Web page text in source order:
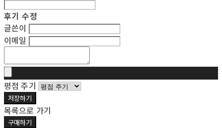
후기 수정
글쓴이
이메일
평점 주기
저장하기
목록으로 가기
구매하기